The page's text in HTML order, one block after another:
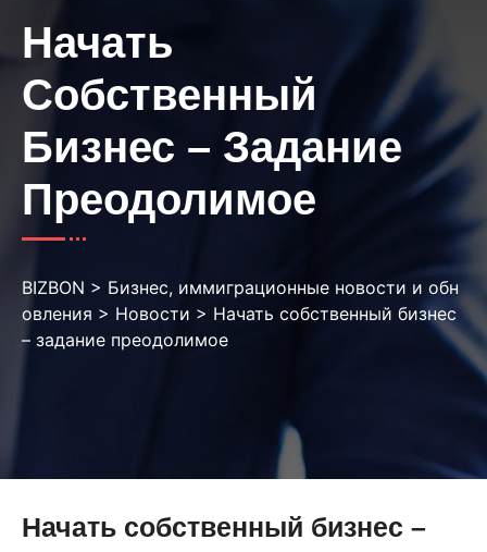
Начать
Собственный
Бизнес – Задание
Преодолимое
BIZBON > Бизнес, иммиграционные новости и обн
овления > Новости > Начать собственный бизнес
– задание преодолимое
Начать собственный бизнес –